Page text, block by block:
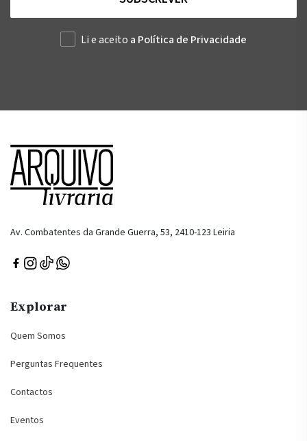
Li e aceito a Política de Privacidade
Av. Combatentes da Grande Guerra, 53, 2410-123 Leiria
Explorar
Quem Somos
Perguntas Frequentes
Contactos
Eventos